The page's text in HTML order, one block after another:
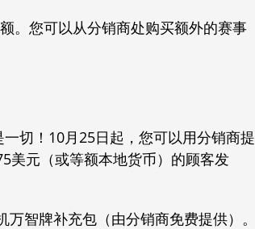
。您可以从分销商处购买额外的赛事
切！10月25日起，您可以用分销商提
美元（或等额本地货币）的顾客发
智牌补充包（由分销商免费提供）。